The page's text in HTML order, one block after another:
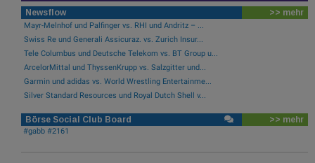
Newsflow >> mehr
Mayr-Melnhof und Palfinger vs. RHI und Andritz – ...
Swiss Re und Generali Assicuraz. vs. Zurich Insur...
Tele Columbus und Deutsche Telekom vs. BT Group u...
ArcelorMittal und ThyssenKrupp vs. Salzgitter und...
Garmin und adidas vs. World Wrestling Entertainme...
Silver Standard Resources und Royal Dutch Shell v...
Börse Social Club Board >> mehr
#gabb #2161